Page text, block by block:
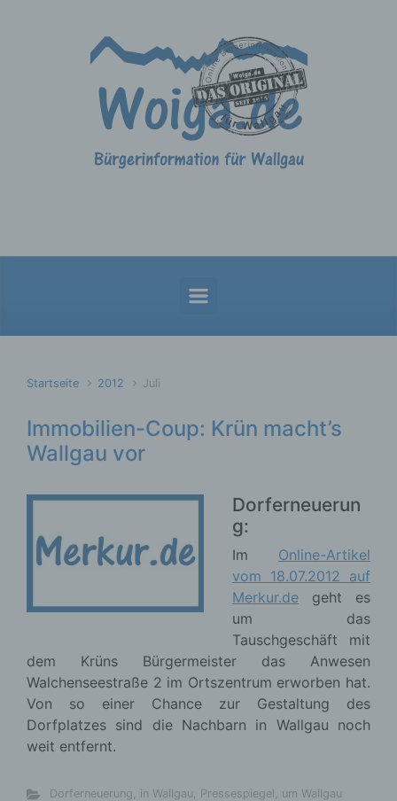
Startseite 2012 Juli
Immobilien-Coup: Krün macht’s
Wallgau vor
Dorferneuerun
g:
Im Online-Artikel
vom 18.07.2012 auf
Merkur.de geht es
um das
Tauschgeschäft mit
dem Krüns Bürgermeister das Anwesen
Walchenseestraße 2 im Ortszentrum erworben hat.
Von so einer Chance zur Gestaltung des
Dorfplatzes sind die Nachbarn in Wallgau noch
weit entfernt.
Dorferneuerung, in Wallgau, Pressespiegel, um Wallgau